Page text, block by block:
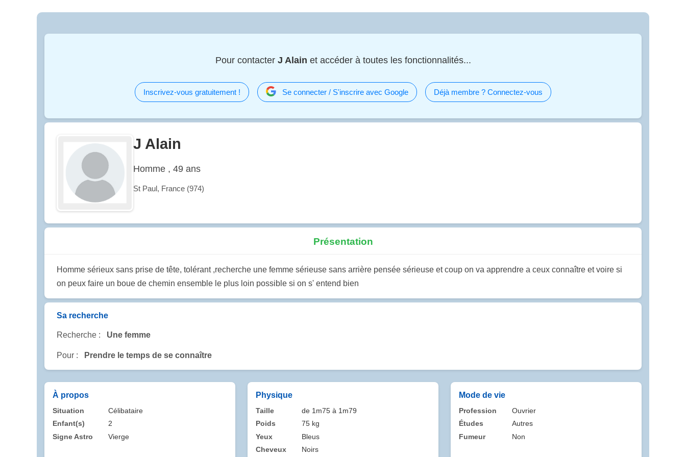
Pour contacter J Alain et accéder à toutes les fonctionnalités...
Inscrivez-vous gratuitement ! Se connecter / S'inscrire avec Google Déjà membre ? Connectez-vous
J Alain
Homme , 49 ans
St Paul, France (974)
Présentation
Homme sérieux sans prise de tête, tolérant ,recherche une femme sérieuse sans arrière pensée sérieuse et coup on va apprendre a ceux connaître et voire si
on peux faire un boue de chemin ensemble le plus loin possible si on s' entend bien
Sa recherche
Recherche : Une femme
Pour : Prendre le temps de se connaître
À propos
Situation
Célibataire
Enfant(s)
2
Signe Astro
Vierge
Physique
Taille
de 1m75 à 1m79
Poids
75 kg
Yeux
Bleus
Cheveux
Noirs
Mode de vie
Profession
Ouvrier
Études
Autres
Fumeur
Non